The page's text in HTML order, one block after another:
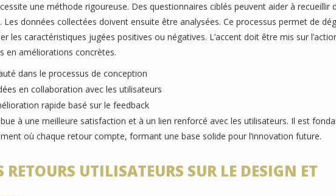
une méthode rigoureuse. Des questionnaires ciblés peuvent aider à recueillir
données collectées doivent ensuite être analysées. Ce processus permet de
les caractéristiques jugées positives ou négatives. L’accent doit être mis sur
en améliorations concrètes.
dans le processus de conception
en collaboration avec les utilisateurs
rapide basé sur le feedback
à une meilleure satisfaction et à un lien renforcé avec les utilisateurs. Il est
où chaque retour compte, formant une base solide pour l’innovation future.
RETOURS UTILISATEURS SUR LE DESIGN ET